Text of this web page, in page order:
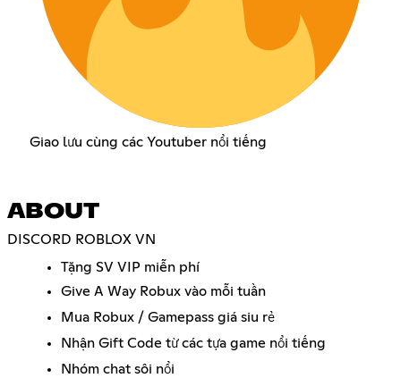
Giao lưu cùng các Youtuber nổi tiếng
ABOUT
DISCORD ROBLOX VN
Tặng SV VIP miễn phí
Give A Way Robux vào mỗi tuần
Mua Robux / Gamepass giá siu rẻ
Nhận Gift Code từ các tựa game nổi tiếng
Nhóm chat sôi nổi